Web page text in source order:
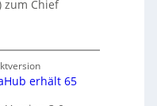
zum Chief
erhält 65